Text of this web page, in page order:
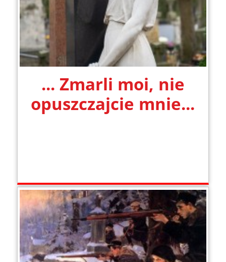
... Zmarli moi, nie
opuszczajcie mnie...